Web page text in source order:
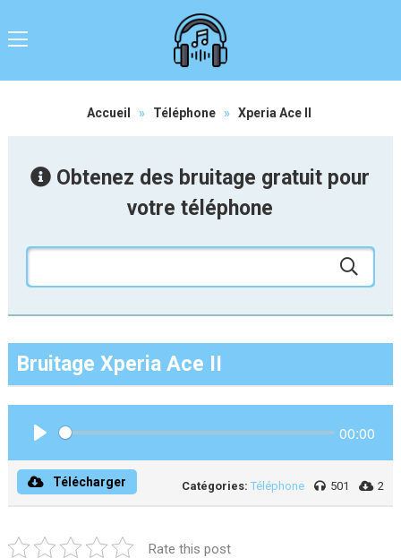
Accueil » Téléphone » Xperia Ace II
Obtenez des bruitage gratuit pour
votre téléphone
Bruitage Xperia Ace II
00:00
Télécharger Catégories: Téléphone 501 2
Rate this post